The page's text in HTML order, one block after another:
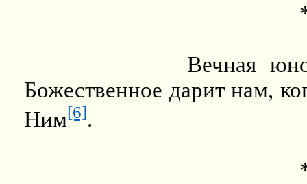
Вечная
Божественное дарит нам,
Ним[6].